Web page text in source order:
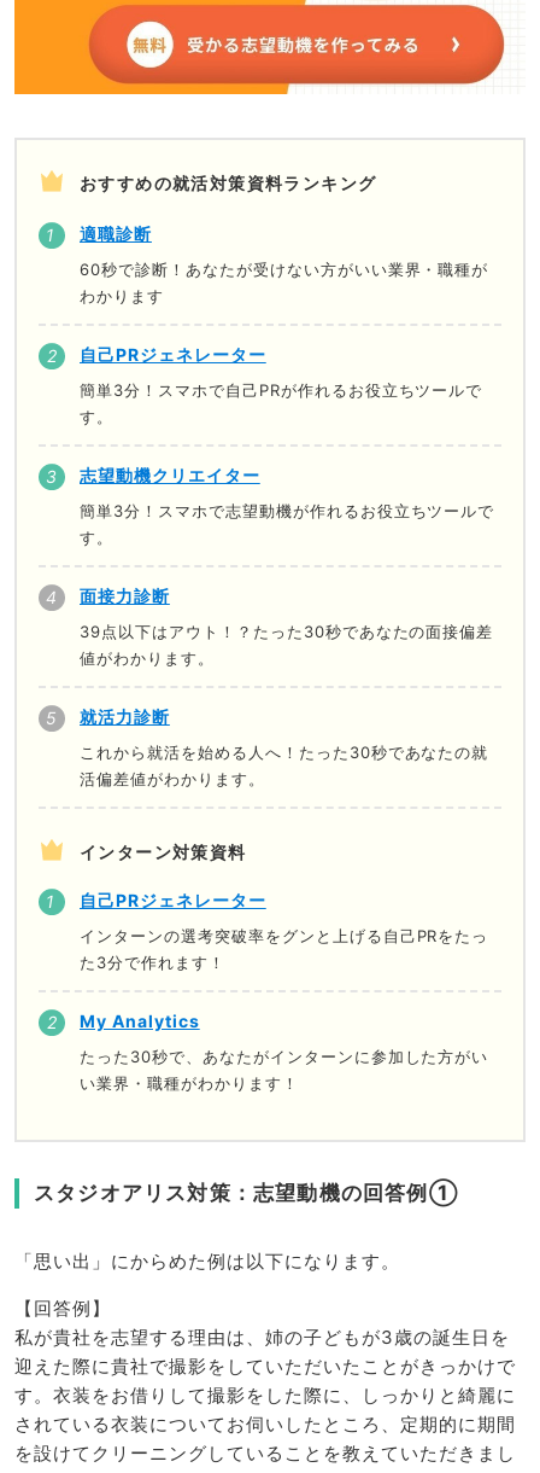
おすすめの就活対策資料ランキング
適職診断
60秒で診断！あなたが受けない方がいい業界・職種が
わかります
自己PRジェネレーター
簡単3分！スマホで自己PRが作れるお役立ちツールで
す。
志望動機クリエイター
簡単3分！スマホで志望動機が作れるお役立ちツールで
す。
面接力診断
39点以下はアウト！？たった30秒であなたの面接偏差
値がわかります。
就活力診断
これから就活を始める人へ！たった30秒であなたの就
活偏差値がわかります。
インターン対策資料
自己PRジェネレーター
インターンの選考突破率をグンと上げる自己PRをたっ
た3分で作れます！
My Analytics
たった30秒で、あなたがインターンに参加した方がい
い業界・職種がわかります！
スタジオアリス対策：志望動機の回答例①
「思い出」にからめた例は以下になります。
【回答例】
私が貴社を志望する理由は、姉の子どもが3歳の誕生日を
迎えた際に貴社で撮影をしていただいたことがきっかけで
す。衣装をお借りして撮影をした際に、しっかりと綺麗に
されている衣装についてお伺いしたところ、定期的に期間
を設けてクリーニングしていることを教えていただきまし